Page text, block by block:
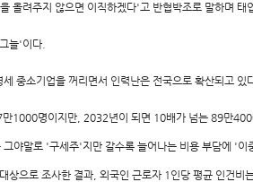
올려주지 않으면 이직하겠다'고 반협박조로 말하며 태
늘'이다.
중소기업을 꺼리면서 인력난은 전국으로 확산되고 있
1000명이지만, 2032년이 되면 10배가 넘는 89만
야말로 '구세주'지만 갈수록 늘어나는 비용 부담에 '이
상으로 조사한 결과, 외국인 근로자 1인당 평균 인건